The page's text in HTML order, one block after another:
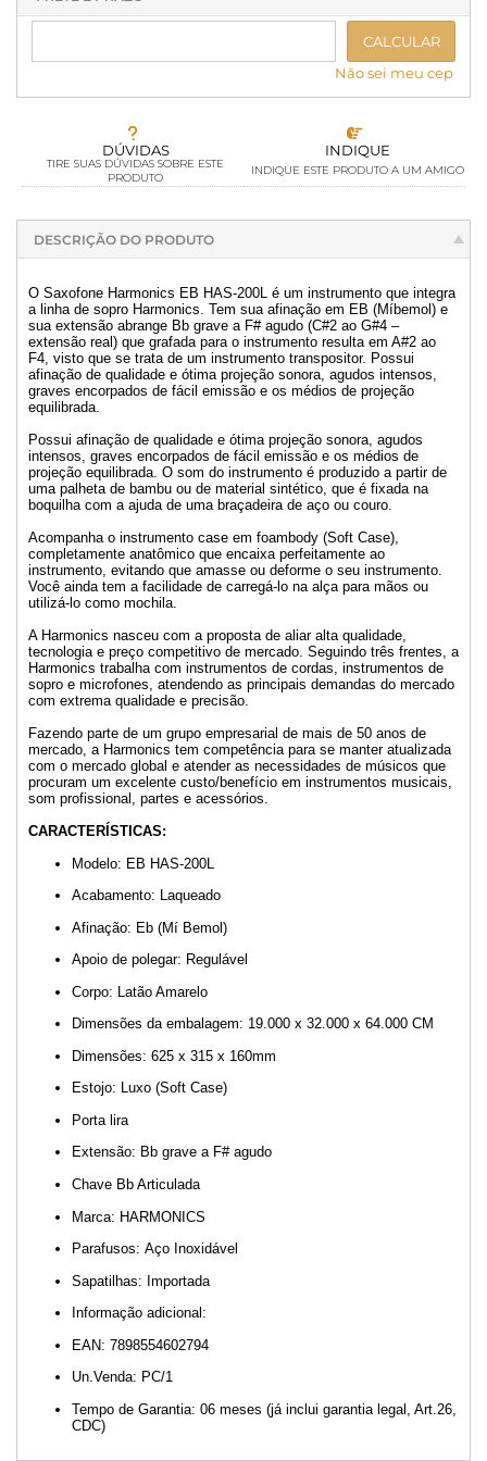
DÚVIDAS
TIRE SUAS DÚVIDAS SOBRE ESTE
PRODUTO
INDIQUE
INDIQUE ESTE PRODUTO A UM AMIGO
CALCULAR
Não sei meu cep
DESCRIÇÃO DO PRODUTO
O Saxofone Harmonics EB HAS-200L é um instrumento que integra
a linha de sopro Harmonics. Tem sua afinação em EB (Míbemol) e
sua extensão abrange Bb grave a F# agudo (C#2 ao G#4 –
extensão real) que grafada para o instrumento resulta em A#2 ao
F4, visto que se trata de um instrumento transpositor. Possui
afinação de qualidade e ótima projeção sonora, agudos intensos,
graves encorpados de fácil emissão e os médios de projeção
equilibrada.
Possui afinação de qualidade e ótima projeção sonora, agudos
intensos, graves encorpados de fácil emissão e os médios de
projeção equilibrada. O som do instrumento é produzido a partir de
uma palheta de bambu ou de material sintético, que é fixada na
boquilha com a ajuda de uma braçadeira de aço ou couro.
Acompanha o instrumento case em foambody (Soft Case),
completamente anatômico que encaixa perfeitamente ao
instrumento, evitando que amasse ou deforme o seu instrumento.
Você ainda tem a facilidade de carregá-lo na alça para mãos ou
utilizá-lo como mochila.
A Harmonics nasceu com a proposta de aliar alta qualidade,
tecnologia e preço competitivo de mercado. Seguindo três frentes, a
Harmonics trabalha com instrumentos de cordas, instrumentos de
sopro e microfones, atendendo as principais demandas do mercado
com extrema qualidade e precisão.
Fazendo parte de um grupo empresarial de mais de 50 anos de
mercado, a Harmonics tem competência para se manter atualizada
com o mercado global e atender as necessidades de músicos que
procuram um excelente custo/benefício em instrumentos musicais,
som profissional, partes e acessórios.
CARACTERÍSTICAS:
Modelo: EB HAS-200L
Acabamento: Laqueado
Afinação: Eb (Mí Bemol)
Apoio de polegar: Regulável
Corpo: Latão Amarelo
Dimensões da embalagem: 19.000 x 32.000 x 64.000 CM
Dimensões: 625 x 315 x 160mm
Estojo: Luxo (Soft Case)
Porta lira
Extensão: Bb grave a F# agudo
Chave Bb Articulada
Marca: HARMONICS
Parafusos: Aço Inoxidável
Sapatilhas: Importada
Informação adicional:
EAN: 7898554602794
Un.Venda: PC/1
Tempo de Garantia: 06 meses (já inclui garantia legal, Art.26,
CDC)